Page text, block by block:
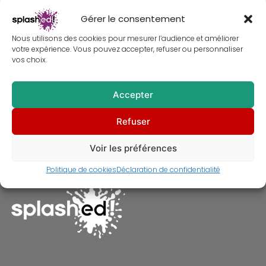
Gérer le consentement
Nous utilisons des cookies pour mesurer l’audience et améliorer
votre expérience. Vous pouvez accepter, refuser ou personnaliser
vos choix.
Accepter
Refuser
Voir les préférences
Politique de cookiesDéclaration de confidentialité
30,00 €